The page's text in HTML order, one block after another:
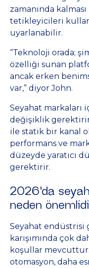
zamanında
tetikleyicileri
uyarlanabilir.
“Teknoloji orada;
özelliği sunan
ancak erken
var,” diyor John.
Seyahat
değişiklik
ile statik bir kanal
performans ve
düzeyde yaratıcı
gerektirir.
2026'da
neden
Seyahat endüstrisi
karışımında çok
koşullar
otomasyon, daha